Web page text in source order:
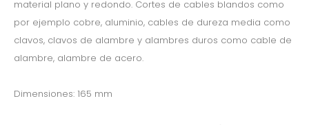
material plano y redondo. Cortes de cables blandos como
por ejemplo cobre, aluminio, cables de dureza media como
clavos, clavos de alambre y alambres duros como cable de
alambre, alambre de acero.
Dimensiones: 165 mm